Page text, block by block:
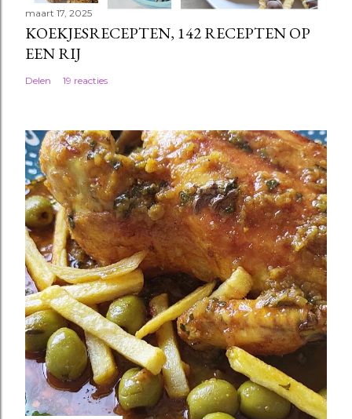
maart 17, 2025
KOEKJESRECEPTEN, 142 RECEPTEN OP
EEN RIJ
Delen 19 reacties